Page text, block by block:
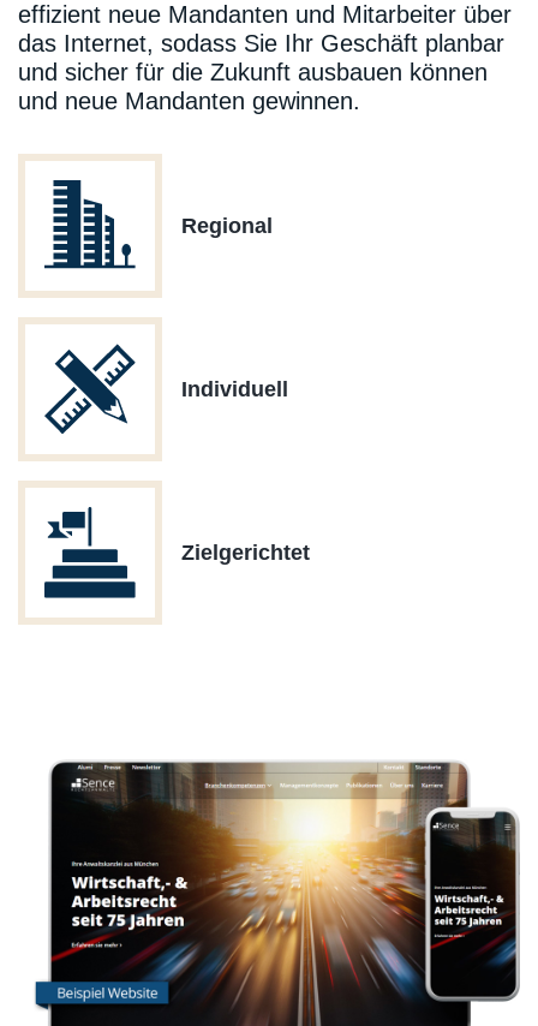
effizient neue Mandanten und Mitarbeiter über
das Internet, sodass Sie Ihr Geschäft planbar
und sicher für die Zukunft ausbauen können
und neue Mandanten gewinnen.
Regional
Individuell
Zielgerichtet